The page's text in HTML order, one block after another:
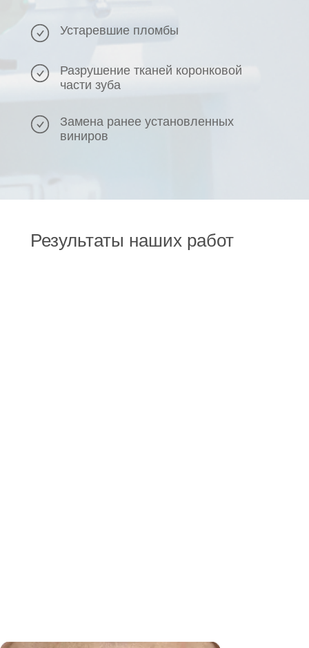
Замена ранее установленных
виниров
Разрушение тканей коронковой
части зуба
Устаревшие пломбы
Результаты наших работ